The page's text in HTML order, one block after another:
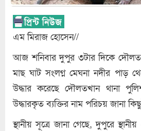
এম মিরাজ হোসেন//
আজ শনিবার দুপুর ৩টার দিকে
মাছ ঘাট সংলগ্ন মেঘনা নদীর পাড়
উদ্ধার করেছে দৌলতখান থানা
উদ্ধারকৃত ব্যক্তির নাম পরিচয় জানা
স্থানীয় সূত্রে জানা গেছে, দুপুরে